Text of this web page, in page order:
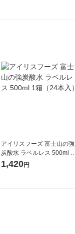
アイリスフーズ 富士山の強
炭酸水 ラベルレス 500ml 1
箱（24本入）
1,420円